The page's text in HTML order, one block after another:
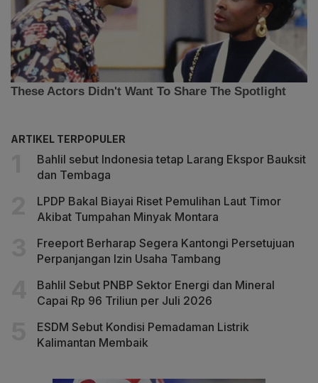
ARTIKEL TERPOPULER
Bahlil sebut Indonesia tetap Larang Ekspor Bauksit
dan Tembaga
LPDP Bakal Biayai Riset Pemulihan Laut Timor
Akibat Tumpahan Minyak Montara
Freeport Berharap Segera Kantongi Persetujuan
Perpanjangan Izin Usaha Tambang
Bahlil Sebut PNBP Sektor Energi dan Mineral
Capai Rp 96 Triliun per Juli 2026
ESDM Sebut Kondisi Pemadaman Listrik
Kalimantan Membaik